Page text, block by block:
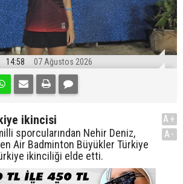
14:58 07 Ağustos 2026
ikincisi
sporcularından Nehir Deniz,
Air Badminton Büyükler Türkiye
ikinciliği elde etti.
A+
A-